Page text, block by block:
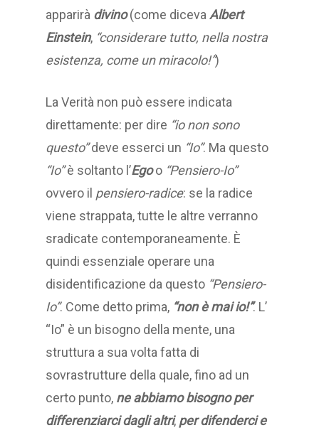
apparirà divino(come diceva Albert
Einstein, “considerare tutto, nella nostra
esistenza, come un miracolo!”)
La Verità non può essere indicata
direttamente: per dire “io non sono
questo”deve esserci un “Io”. Ma questo
“Io”è soltanto l’Egoo “Pensiero-Io”
ovvero il pensiero-radice: se la radice
viene strappata, tutte le altre verranno
sradicate contemporaneamente. È
quindi essenziale operare una
disidentificazione da questo “Pensiero-
Io”. Come detto prima, “non è mai io!”. L’
“Io” è un bisogno della mente, una
struttura a sua volta fatta di
sovrastrutture della quale, fino ad un
certo punto, ne abbiamo bisogno per
differenziarci dagli altri, per difenderci e